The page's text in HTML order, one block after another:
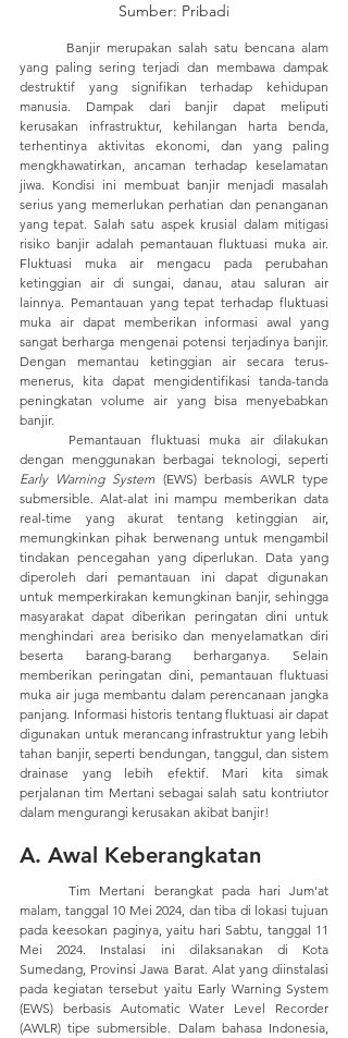
Sumber: Pribadi
yang paling sering terjadi dan membawa dampak
destruktif yang signifikan terhadap kehidupan
manusia. Dampak dari banjir dapat meliputi
kerusakan infrastruktur, kehilangan harta benda,
terhentinya aktivitas ekonomi, dan yang paling
mengkhawatirkan, ancaman terhadap keselamatan
jiwa. Kondisi ini membuat banjir menjadi masalah
serius yang memerlukan perhatian dan penanganan
yang tepat. Salah satu aspek krusial dalam mitigasi
risiko banjir adalah pemantauan fluktuasi muka air.
Fluktuasi muka air mengacu pada perubahan
ketinggian air di sungai, danau, atau saluran air
lainnya. Pemantauan yang tepat terhadap fluktuasi
muka air dapat memberikan informasi awal yang
sangat berharga mengenai potensi terjadinya banjir.
Dengan memantau ketinggian air secara terus-
menerus, kita dapat mengidentifikasi tanda-tanda
peningkatan volume air yang bisa menyebabkan
banjir.
Early Warning System (EWS) berbasis AWLR type
submersible. Alat-alat ini mampu memberikan data
real-time yang akurat tentang ketinggian air,
memungkinkan pihak berwenang untuk mengambil
tindakan pencegahan yang diperlukan. Data yang
diperoleh dari pemantauan ini dapat digunakan
untuk memperkirakan kemungkinan banjir, sehingga
masyarakat dapat diberikan peringatan dini untuk
menghindari area berisiko dan menyelamatkan diri
beserta barang-barang berharganya. Selain
memberikan peringatan dini, pemantauan fluktuasi
muka air juga membantu dalam perencanaan jangka
panjang. Informasi historis tentang fluktuasi air dapat
digunakan untuk merancang infrastruktur yang lebih
tahan banjir, seperti bendungan, tanggul, dan sistem
drainase yang lebih efektif. Mari kita simak
perjalanan tim Mertani sebagai salah satu kontriutor
dalam mengurangi kerusakan akibat banjir!
A. Awal Keberangkatan
	Tim Mertani berangkat pada hari Jum'at
malam, tanggal 10 Mei 2024, dan tiba di lokasi tujuan
pada keesokan paginya, yaitu hari Sabtu, tanggal 11
Mei 2024. Instalasi ini dilaksanakan di Kota
Sumedang, Provinsi Jawa Barat. Alat yang diinstalasi
pada kegiatan tersebut yaitu Early Warning System
(EWS) berbasis Automatic Water Level Recorder
(AWLR) tipe submersible. Dalam bahasa Indonesia,